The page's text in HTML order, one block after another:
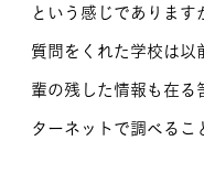
という感じであります
質問をくれた学校は以
輩の残した情報も在る
ターネットで調べるこ